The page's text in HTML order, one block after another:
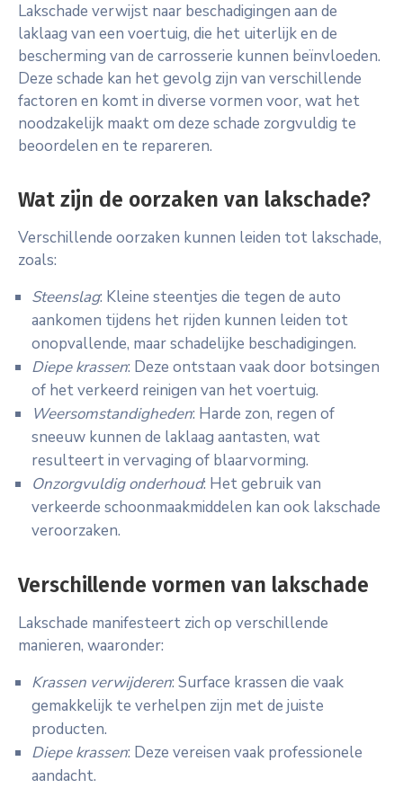
Lakschade verwijst naar beschadigingen aan de
laklaag van een voertuig, die het uiterlijk en de
bescherming van de carrosserie kunnen beïnvloeden.
Deze schade kan het gevolg zijn van verschillende
factoren en komt in diverse vormen voor, wat het
noodzakelijk maakt om deze schade zorgvuldig te
beoordelen en te repareren.
Wat zijn de oorzaken van lakschade?
Verschillende oorzaken kunnen leiden tot lakschade,
zoals:
Steenslag: Kleine steentjes die tegen de auto
aankomen tijdens het rijden kunnen leiden tot
onopvallende, maar schadelijke beschadigingen.
Diepe krassen: Deze ontstaan vaak door botsingen
of het verkeerd reinigen van het voertuig.
Weersomstandigheden: Harde zon, regen of
sneeuw kunnen de laklaag aantasten, wat
resulteert in vervaging of blaarvorming.
Onzorgvuldig onderhoud: Het gebruik van
verkeerde schoonmaakmiddelen kan ook lakschade
veroorzaken.
Verschillende vormen van lakschade
Lakschade manifesteert zich op verschillende
manieren, waaronder:
Krassen verwijderen: Surface krassen die vaak
gemakkelijk te verhelpen zijn met de juiste
producten.
Diepe krassen: Deze vereisen vaak professionele
aandacht.